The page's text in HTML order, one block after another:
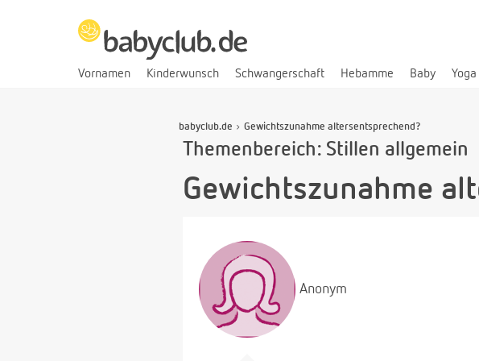
Vornamen Kinderwunsch Schwangerschaft Hebamme Baby Yoga
babyclub.de Gewichtszunahme altersentsprechend?
Themenbereich: Stillen allgemein
Gewichtszunahme
Anonym